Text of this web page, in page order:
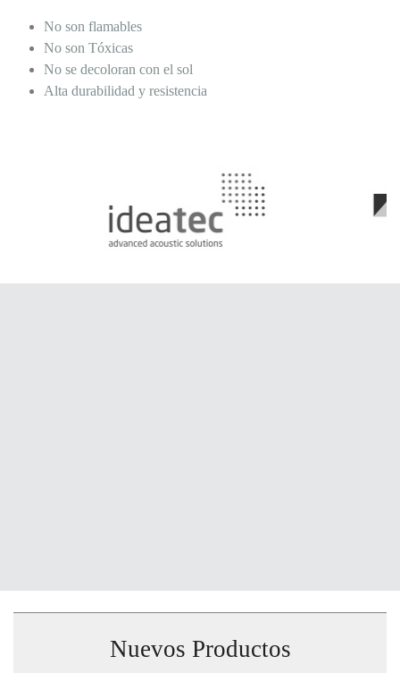
No son flamables
No son Tóxicas
No se decoloran con el sol
Alta durabilidad y resistencia
Nuevos Productos